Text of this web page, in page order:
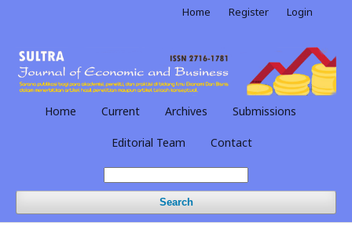
Home Current Archives Submissions
Editorial Team Contact
Search
Home Register Login